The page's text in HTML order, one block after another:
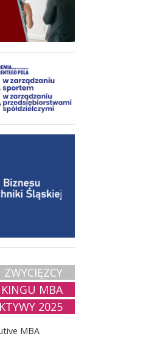
ZWYCIĘZCY
MBA
2025
MBA